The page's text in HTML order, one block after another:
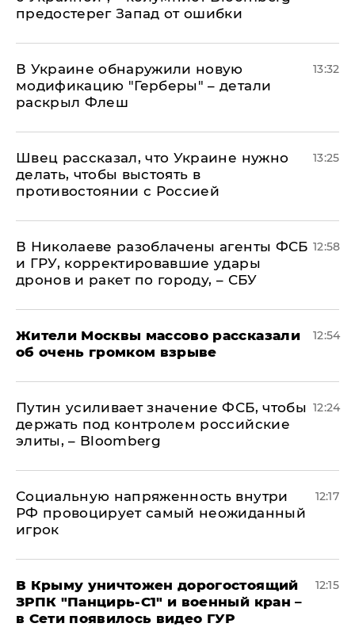
предостерег Запад от ошибки
В Украине обнаружили новую
модификацию "Герберы" – детали
раскрыл Флеш
13:32
Швец рассказал, что Украине нужно
делать, чтобы выстоять в
противостоянии с Россией
13:25
В Николаеве разоблачены агенты ФСБ
и ГРУ, корректировавшие удары
дронов и ракет по городу, – СБУ
12:58
Жители Москвы массово рассказали
об очень громком взрыве
12:54
Путин усиливает значение ФСБ, чтобы
держать под контролем российские
элиты, – Bloomberg
12:24
Социальную напряженность внутри
РФ провоцирует самый неожиданный
игрок
12:17
В Крыму уничтожен дорогостоящий
ЗРПК "Панцирь-С1" и военный кран –
в Сети появилось видео ГУР
12:15